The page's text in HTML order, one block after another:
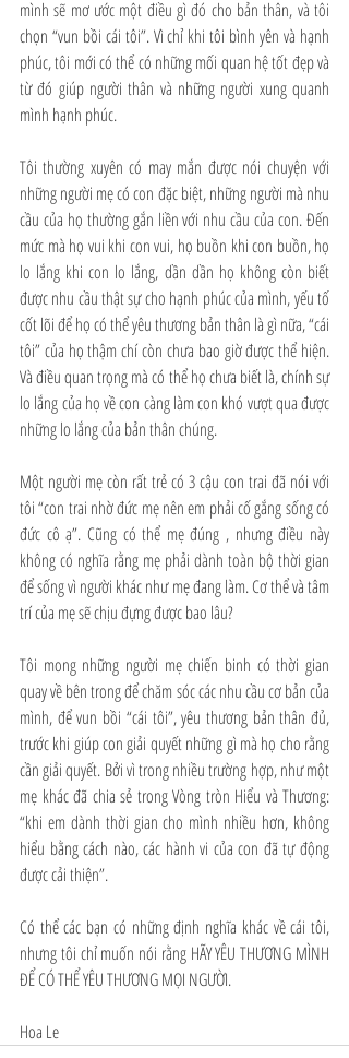
mình sẽ mơ ước một điều gì đó cho bản thân, và tôi
chọn “vun bồi cái tôi”. Vì chỉ khi tôi bình yên và hạnh
phúc, tôi mới có thể có những mối quan hệ tốt đẹp và
từ đó giúp người thân và những người xung quanh
mình hạnh phúc.
Tôi thường xuyên có may mắn được nói chuyện với
những người mẹ có con đặc biệt, những người mà nhu
cầu của họ thường gắn liền với nhu cầu của con. Đến
mức mà họ vui khi con vui, họ buồn khi con buồn, họ
lo lắng khi con lo lắng, dần dần họ không còn biết
được nhu cầu thật sự cho hạnh phúc của mình, yếu tố
cốt lõi để họ có thể yêu thương bản thân là gì nữa, “cái
tôi” của họ thậm chí còn chưa bao giờ được thể hiện.
Và điều quan trọng mà có thể họ chưa biết là, chính sự
lo lắng của họ về con càng làm con khó vượt qua được
những lo lắng của bản thân chúng.
Một người mẹ còn rất trẻ có 3 cậu con trai đã nói với
tôi “con trai nhờ đức mẹ nên em phải cố gắng sống có
đức cô ạ”. Cũng có thể mẹ đúng , nhưng điều này
không có nghĩa rằng mẹ phải dành toàn bộ thời gian
để sống vì người khác như mẹ đang làm. Cơ thể và tâm
trí của mẹ sẽ chịu đựng được bao lâu?
Tôi mong những người mẹ chiến binh có thời gian
quay về bên trong để chăm sóc các nhu cầu cơ bản của
mình, để vun bồi “cái tôi”, yêu thương bản thân đủ,
trước khi giúp con giải quyết những gì mà họ cho rằng
cần giải quyết. Bởi vì trong nhiều trường hợp, như một
mẹ khác đã chia sẻ trong Vòng tròn Hiểu và Thương:
“khi em dành thời gian cho mình nhiều hơn, không
hiểu bằng cách nào, các hành vi của con đã tự động
được cải thiện”.
Có thể các bạn có những định nghĩa khác về cái tôi,
nhưng tôi chỉ muốn nói rằng HÃY YÊU THƯƠNG MÌNH
ĐỂ CÓ THỂ YÊU THƯƠNG MỌI NGƯỜI.
Hoa Le